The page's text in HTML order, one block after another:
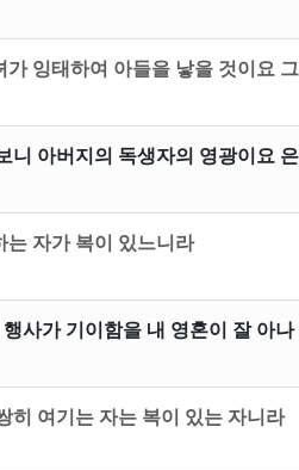
잉태하여 아들을 낳을 것이요 그
니 아버지의 독생자의 영광이요 은
자가 복이 있느니라
사가 기이함을 내 영혼이 잘 아나
히 여기는 자는 복이 있는 자니라